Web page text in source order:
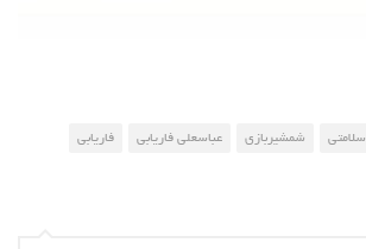
سلامتی شمشیربازی عباسعلی فاریابی
فاریابی